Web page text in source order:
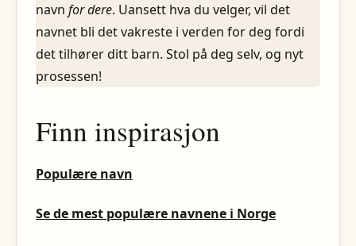
navn for dere. Uansett hva du velger, vil det
navnet bli det vakreste i verden for deg fordi
det tilhører ditt barn. Stol på deg selv, og nyt
prosessen!
Finn inspirasjon
Populære navn
Se de mest populære navnene i Norge